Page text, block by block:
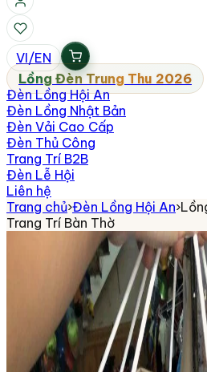
VI/EN
Lồng Đèn Trung Thu 2026
Đèn Lồng Hội An
Đèn Lồng Nhật Bản
Đèn Vải Cao Cấp
Đèn Thủ Công
Trang Trí B2B
Đèn Lễ Hội
Liên hệ
Trang chủ›Đèn Lồng Hội An›
Trang Trí Bàn Thờ